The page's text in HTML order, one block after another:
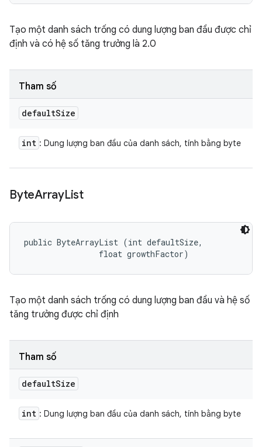
Tạo một danh sách trống có dung lượng ban đầu được chỉ
định và có hệ số tăng trưởng là 2.0
Tham số
defaultSize
int : Dung lượng ban đầu của danh sách, tính bằng byte
ByteArrayList
public ByteArrayList (int defaultSize,
                float growthFactor)
Tạo một danh sách trống có dung lượng ban đầu và hệ số
tăng trưởng được chỉ định
Tham số
defaultSize
int : Dung lượng ban đầu của danh sách, tính bằng byte